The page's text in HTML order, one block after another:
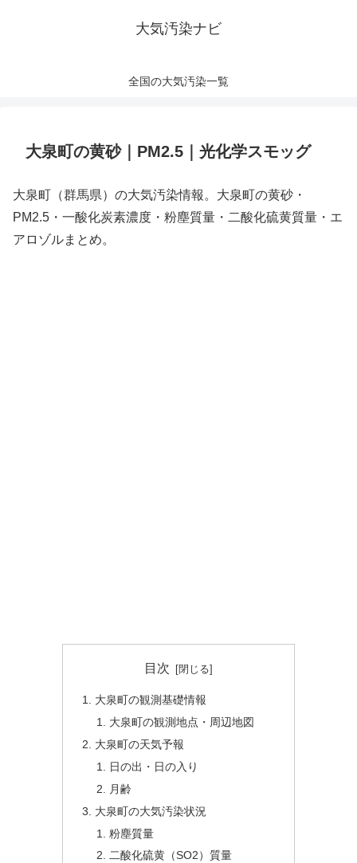
大気汚染ナビ
全国の大気汚染一覧
大泉町の黄砂｜PM2.5｜光化学スモッグ
大泉町（群馬県）の大気汚染情報。大泉町の黄砂・
PM2.5・一酸化炭素濃度・粉塵質量・二酸化硫黄質量・エ
アロゾルまとめ。
目次
大泉町の観測基礎情報
大泉町の観測地点・周辺地図
大泉町の天気予報
日の出・日の入り
月齢
大泉町の大気汚染状況
粉塵質量
二酸化硫黄（SO2）質量